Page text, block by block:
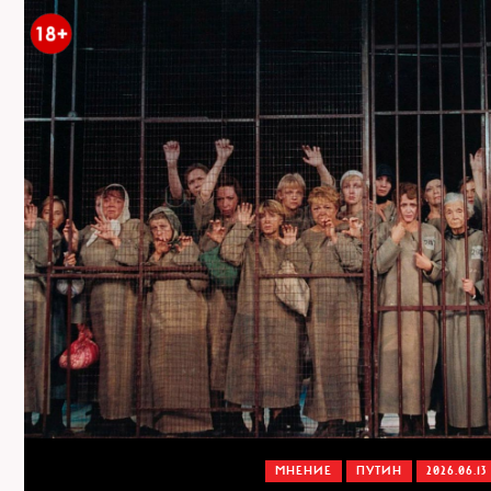
МНЕНИЕ ПУТИН 2026.06.13